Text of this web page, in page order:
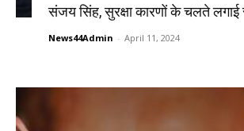
संजय सिंह, सुरक्षा कारणों के चलते लगाई
News44Admin - April 11, 2024